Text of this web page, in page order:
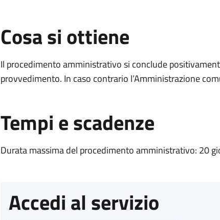
Cosa si ottiene
Il procedimento amministrativo si conclude
provvedimento. In caso contrario l’Amministrazione
Tempi e scadenze
Durata massima del procedimento amministrativo: 20
Accedi al servizio